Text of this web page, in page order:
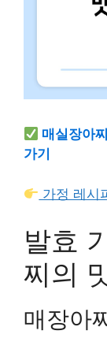
매실장아
가기
가정 레시
발효
찌의
매장아